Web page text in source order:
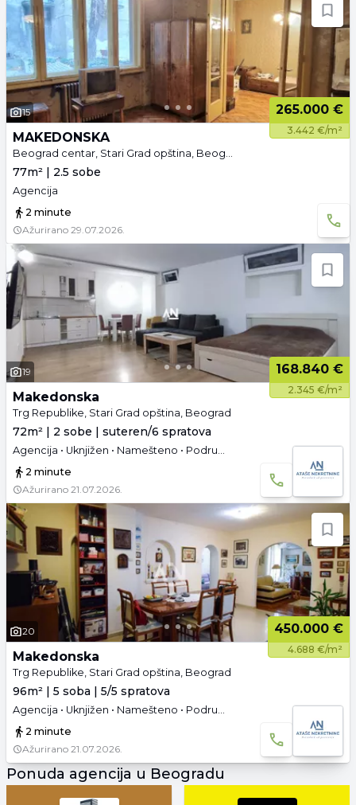
15 265.000 €
3.442 €/m²
MAKEDONSKA
Beograd centar, Stari Grad opština, Beograd
77m² | 2.5 sobe
Agencija
2 minute
Ažurirano 29.07.2026.
19 168.840 €
2.345 €/m²
Makedonska
Trg Republike, Stari Grad opština, Beograd
72m² | 2 sobe | suteren/6 spratova
Agencija • Uknjižen • Namešteno • Podrum • Garaža i parking • 3D tura
2 minute
Ažurirano 21.07.2026.
20 450.000 €
4.688 €/m²
Makedonska
Trg Republike, Stari Grad opština, Beograd
96m² | 5 soba | 5/5 spratova
Agencija • Uknjižen • Namešteno • Podrum • 3D tura
2 minute
Ažurirano 21.07.2026.
Ponuda agencija u Beogradu